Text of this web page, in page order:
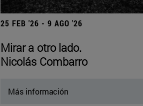
25 FEB '26 - 9 AGO '26
Mirar a otro lado.
Nicolás Combarro
Más información